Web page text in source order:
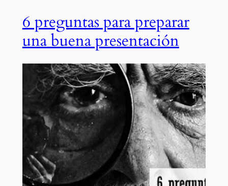
6 preguntas para preparar
una buena presentación